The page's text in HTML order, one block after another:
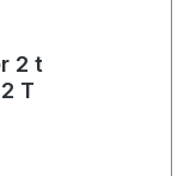
2 t
T